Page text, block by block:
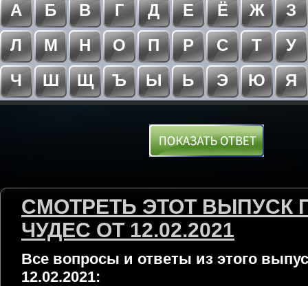
А
Б В Г Д Е Ё Ж
З
Л
М Н О П Р С Т
У
Ч
Ш Щ Ъ Ы Ь Э Ю Я
СМОТРЕТЬ ЭТОТ ВЫПУСК
ЧУДЕС ОТ 12.02.2021
Все вопросы и ответы из этого
12.02.2021: